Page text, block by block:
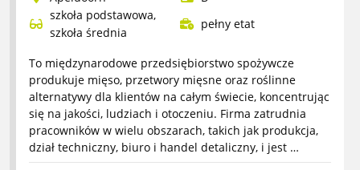
widlowego
typu
heftruck/reachtruck
szkoła podstawowa,
szkoła średnia
pełny etat
To międzynarodowe przedsiębiorstwo spożywcze
produkuje mięso, przetwory mięsne oraz roślinne
alternatywy dla klientów na całym świecie, koncentrując
się na jakości, ludziach i otoczeniu. Firma zatrudnia
pracowników w wielu obszarach, takich jak produkcja,
dział techniczny, biuro i handel detaliczny, i jest …